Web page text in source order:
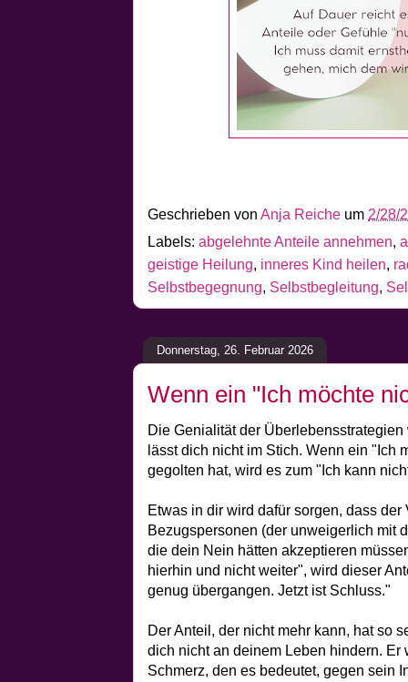
Geschrieben von Anja Reiche um 2/28/
Labels: abgelehnte Anteile annehmen,
geistige Heilung, inneres Kind heilen,
Selbstbegegnung, Selbstbegleitung,
Donnerstag, 26. Februar 2026
Wenn ein "Ich möchte
Die Genialität der
lässt dich nicht im Stich. Wenn ein "Ich
gegolten hat, wird es zum "Ich kann
Etwas in dir wird dafür sorgen, dass der
Bezugspersonen (der unweigerlich mit
die dein Nein hätten akzeptieren
hierhin und nicht weiter", wird dieser
genug übergangen. Jetzt ist Schluss."
Der Anteil, der nicht mehr kann, hat so
dich nicht an deinem Leben hindern. Er
Schmerz, den es bedeutet, gegen sein